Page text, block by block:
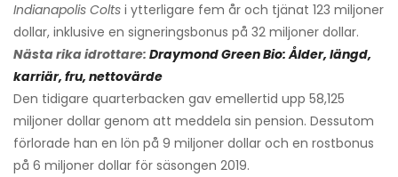
Indianapolis Colts i ytterligare fem år och tjänat 123 miljoner
dollar, inklusive en signeringsbonus på 32 miljoner dollar.
Nästa rika idrottare: Draymond Green Bio: Ålder, längd,
karriär, fru, nettovärde
Den tidigare quarterbacken gav emellertid upp 58,125
miljoner dollar genom att meddela sin pension. Dessutom
förlorade han en lön på 9 miljoner dollar och en rostbonus
på 6 miljoner dollar för säsongen 2019.